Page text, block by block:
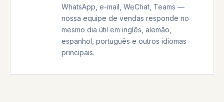
WhatsApp, e-mail, WeChat, Teams —
nossa equipe de vendas responde no
mesmo dia útil em inglês, alemão,
espanhol, português e outros idiomas
principais.